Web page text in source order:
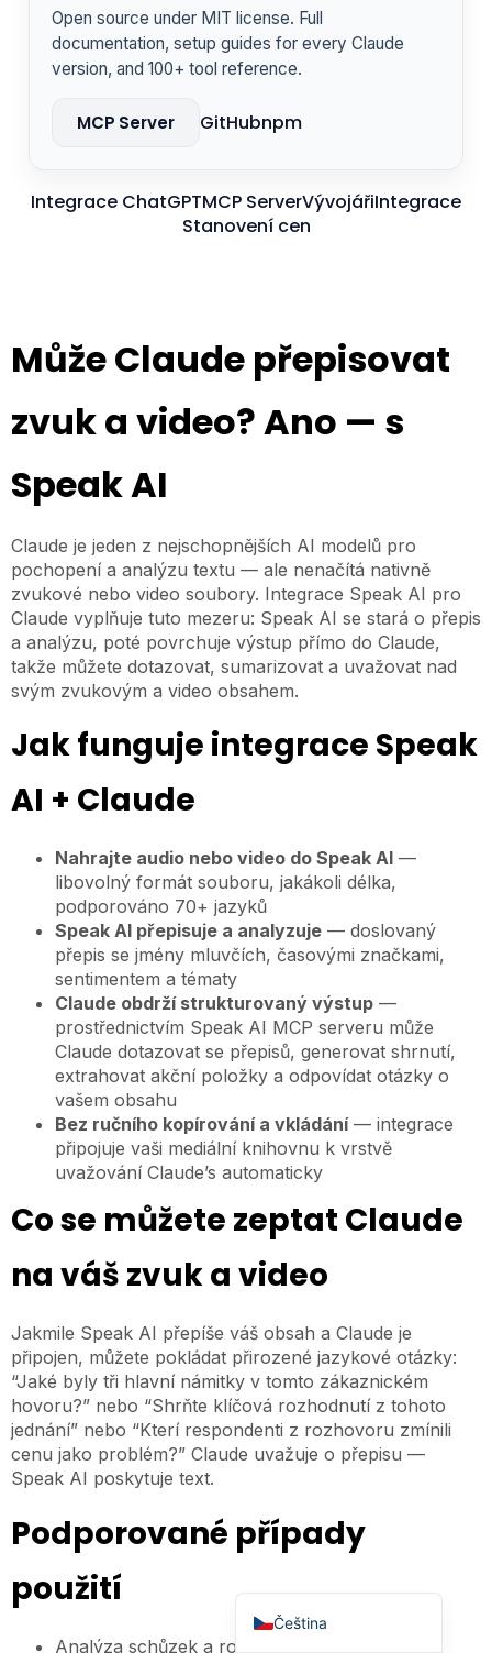
Open source under MIT license. Full
documentation, setup guides for every Claude
version, and 100+ tool reference.
MCP Server GitHubnpm
Integrace ChatGPTMCP ServerVývojářiIntegrace
Stanovení cen
Může Claude přepisovat
zvuk a video? Ano — s
Speak AI
Claude je jeden z nejschopnějších AI modelů pro
pochopení a analýzu textu — ale nenačítá nativně
zvukové nebo video soubory. Integrace Speak AI pro
Claude vyplňuje tuto mezeru: Speak AI se stará o přepis
a analýzu, poté povrchuje výstup přímo do Claude,
takže můžete dotazovat, sumarizovat a uvažovat nad
svým zvukovým a video obsahem.
Jak funguje integrace Speak
AI + Claude
Nahrajte audio nebo video do Speak AI —
libovolný formát souboru, jakákoli délka,
podporováno 70+ jazyků
Speak AI přepisuje a analyzuje — doslovaný
přepis se jmény mluvčích, časovými značkami,
sentimentem a tématy
Claude obdrží strukturovaný výstup —
prostřednictvím Speak AI MCP serveru může
Claude dotazovat se přepisů, generovat shrnutí,
extrahovat akční položky a odpovídat otázky o
vašem obsahu
Bez ručního kopírování a vkládání— integrace
připojuje vaši mediální knihovnu k vrstvě
uvažování Claude’s automaticky
Co se můžete zeptat Claude
na váš zvuk a video
Jakmile Speak AI přepíše váš obsah a Claude je
připojen, můžete pokládat přirozené jazykové otázky:
“Jaké byly tři hlavní námitky v tomto zákaznickém
hovoru?” nebo “Shrňte klíčová rozhodnutí z tohoto
jednání” nebo “Kterí respondenti z rozhovoru zmínili
cenu jako problém?” Claude uvažuje o přepisu —
Speak AI poskytuje text.
Podporované případy
použití
Analýza schůzek a rozhovorů — přepište
Čeština
Español
Français
العربية
Português do Brasil
Nederlands
Deutsch
Русский
日本語
Polski
Українська
Slovenščina
Svenska
Ελληνικά
Norsk bokmål
简体中文
Türkçe
Català
Magyar
Suomi